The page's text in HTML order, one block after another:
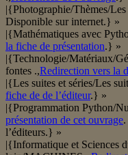
|{Photographie/Thèmes/
Disponible sur internet.} »
|{Mathématiques avec
la fiche de présentation.} »
|{Technologie/Matériaux/
fontes .,Redirection vers la
|{Les suites et séries/Les
fiche de de l’éditeur.} »
|{Programmation Python/
présentation de cet ouvrage
l’éditeurs.} »
|{Informatique et Sciences